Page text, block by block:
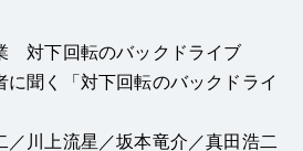
対下回転のバックドライブ
に聞く「対下回転のバックドライ
／川上流星／坂本竜介／真田浩二